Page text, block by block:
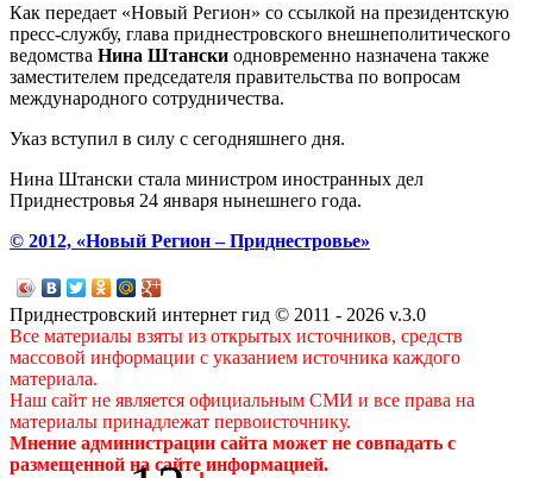
Как передает «Новый Регион» со ссылкой на президентскую
пресс-службу, глава приднестровского внешнеполитического
ведомства Нина Штански одновременно назначена также
заместителем председателя правительства по вопросам
международного сотрудничества.
Указ вступил в силу с сегодняшнего дня.
Нина Штански стала министром иностранных дел
Приднестровья 24 января нынешнего года.
© 2012, «Новый Регион – Приднестровье»
Приднестровский интернет гид © 2011 - 2026 v.3.0
Все материалы взяты из открытых источников, средств
массовой информации с указанием источника каждого
материала.
Наш сайт не является официальным СМИ и все права на
материалы принадлежат первоисточнику.
Мнение администрации сайта может не совпадать с
размещенной на сайте информацией.